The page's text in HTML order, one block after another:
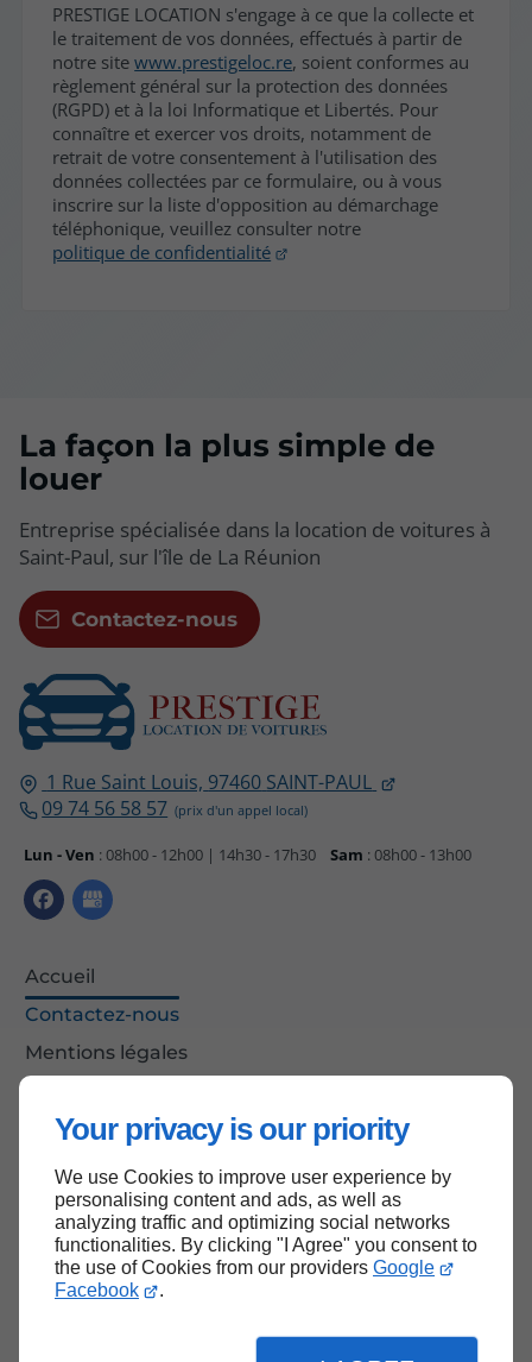
Your privacy is our priority
We use Cookies to improve user experience by
personalising content and ads, as well as
analyzing traffic and optimizing social networks
functionalities. By clicking "I Agree" you consent to
the use of Cookies from our providers Google
Facebook
.
PRESTIGE LOCATION s'engage à ce que la collecte et
le traitement de vos données, effectués à partir de
notre sitewww.prestigeloc.re, soient conformes au
règlement général sur la protection des données
(RGPD) et à la loi Informatique et Libertés. Pour
connaître et exercer vos droits, notamment de
retrait de votre consentement à l'utilisation des
données collectées par ce formulaire, ou à vous
inscrire sur la liste d'opposition au démarchage
téléphonique, veuillez consulter notre
politique de confidentialité
1 Rue Saint Louis, 97460 SAINT-PAUL
09 74 56 58 57
Lun - Ven : 08h00 - 12h00 | 14h30 - 17h30 Sam : 08h00 - 13h00
Accueil
Contactez-nous
Mentions légales
La façon la plus simple de
louer
Entreprise spécialisée dans la location de voitures à
Saint-Paul, sur l'île de La Réunion
Contactez-nous
Haut de page